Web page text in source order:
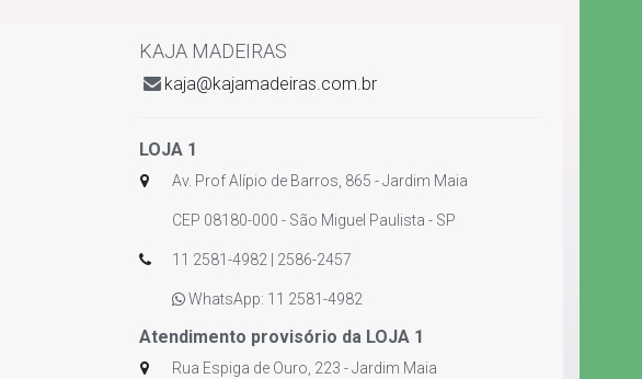
KAJA MADEIRAS
kaja@kajamadeiras.com.br
LOJA 1
Av. Prof Alípio de Barros, 865 - Jardim Maia
CEP 08180-000 - São Miguel Paulista - SP
11 2581-4982 | 2586-2457
WhatsApp: 11 2581-4982
Atendimento provisório da LOJA 1
Rua Espiga de Ouro, 223 - Jardim Maia